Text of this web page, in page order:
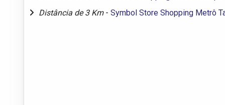
Distância de 3 Km - Symbol Store Shopping Metrô